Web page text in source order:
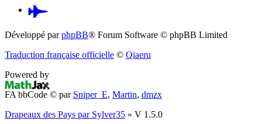
Pardus.at
(S’ouvre
nouvel
Développé parphpBB® Forum Software © phpBB Limited
Traduction française officielle © Qiaeru
Powered by
FA bbCode © par Sniper_E, Martin, dmzx
Drapeaux des Pays par Sylver35 » V 1.5.0